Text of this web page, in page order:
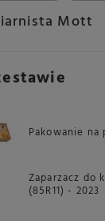
Mott
Pakowanie
Zaparzacz do
(85R11) - 2023